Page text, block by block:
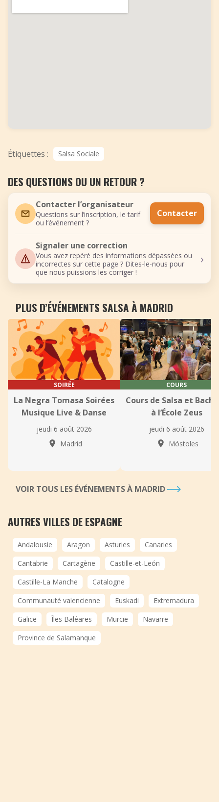
Étiquettes : Salsa Sociale
DES QUESTIONS OU UN RETOUR ?
Contacter l’organisateur
Questions sur l’inscription, le tarif
ou l’événement ?
Contacter
Signaler une correction
Vous avez repéré des informations dépassées ou
incorrectes sur cette page ? Dites-le-nous pour
que nous puissions les corriger !
›
PLUS D’ÉVÉNEMENTS SALSA À MADRID
SOIRÉE
La Negra Tomasa Soirées
Musique Live & Danse
jeudi 6 août 2026
Madrid
COURS
Cours de Salsa et
à l’École Zeus
jeudi 6 août 2026
Móstoles
VOIR TOUS LES ÉVÉNEMENTS À MADRID
AUTRES VILLES DE ESPAGNE
Andalousie Aragon Asturies
Canaries
Cantabrie
Cartagène
Castille-et-León
Castille-La Manche
Catalogne
Communauté valencienne
Euskadi
Extremadura
Galice
Îles Baléares Murcie
Navarre
Province de Salamanque